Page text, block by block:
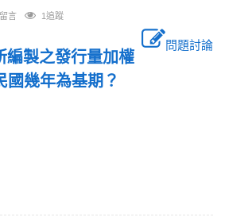
言 1追蹤
問題討論
編製之發行量加權
國幾年為基期？